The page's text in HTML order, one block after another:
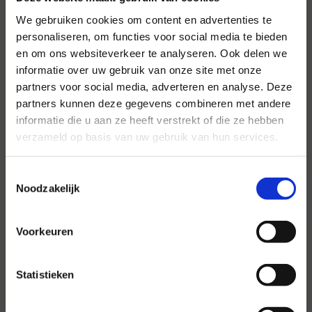
We gebruiken cookies om content en advertenties te
personaliseren, om functies voor social media te bieden
en om ons websiteverkeer te analyseren. Ook delen we
informatie over uw gebruik van onze site met onze
partners voor social media, adverteren en analyse. Deze
partners kunnen deze gegevens combineren met andere
informatie die u aan ze heeft verstrekt of die ze hebben
verzameld op basis van uw gebruik van hun services.
Noodzakelijk
Voorkeuren
Statistieken
Voor al uw evenementen en
partijen
Hansen Evenementen is uw partner voor
evenementen van groot tot klein.
Lees verder